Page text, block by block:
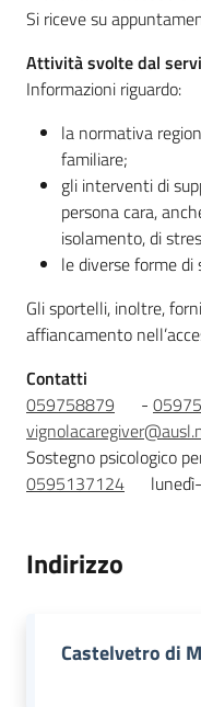
risponde
Regione
Emilia-
Romagna
Novità
Servizi
Leggi Atti Bandi
Argomenti
Si riceve su
Attività svolte dal
Informazioni riguardo:
la normativa
familiare;
gli interventi di
persona cara,
isolamento, di
le diverse forme
Gli sportelli, inoltre,
affiancamento
Contatti
059758879
-
Sostegno psicologico
0595137124
Indirizzo
Castelvetro di